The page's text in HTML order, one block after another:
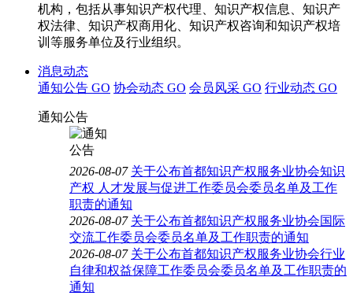
机构，包括从事知识产权代理、知识产权信息、知识产
权法律、知识产权商用化、知识产权咨询和知识产权培
训等服务单位及行业组织。
消息动态
通知公告 GO 协会动态 GO 会员风采 GO 行业动态 GO
通知公告
2026-08-07 关于公布首都知识产权服务业协会知识
产权 人才发展与促进工作委员会委员名单及工作
职责的通知
2026-08-07 关于公布首都知识产权服务业协会国际
交流工作委员会委员名单及工作职责的通知
2026-08-07 关于公布首都知识产权服务业协会行业
自律和权益保障工作委员会委员名单及工作职责的
通知